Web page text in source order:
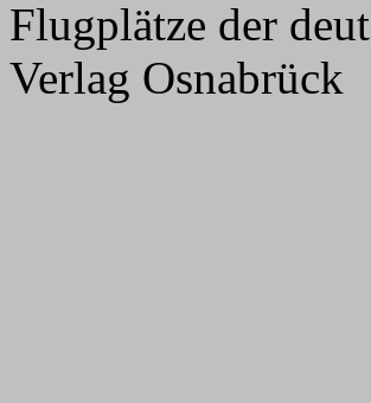
Flugplätze der
Verlag Osnabrück